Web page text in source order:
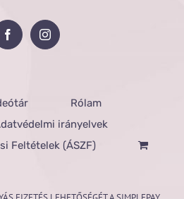
Rólam
irányelvek
Feltételek (ÁSZF)